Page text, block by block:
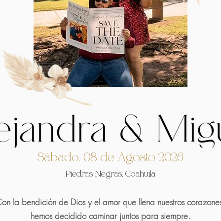
Sábado, 08 de Agosto 2026
Piedras Negras, Coahuila
la bendición de Dios y el amor que llena nuestros
hemos decidido caminar juntos para siempre.